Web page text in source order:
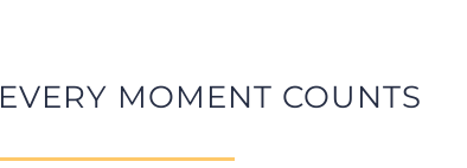
EVERY MOMENT COUNTS